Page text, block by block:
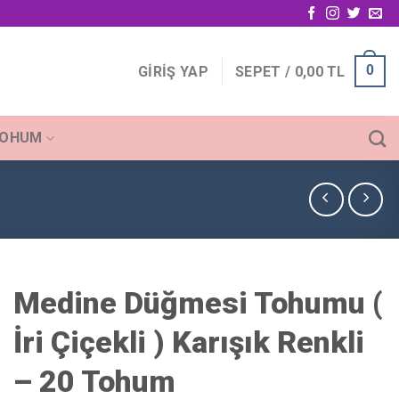
GIRIŞ YAP SEPET / 0,00TL 0
Medine Düğmesi Tohumu (
İri Çiçekli ) Karışık Renkli
– 20 Tohum